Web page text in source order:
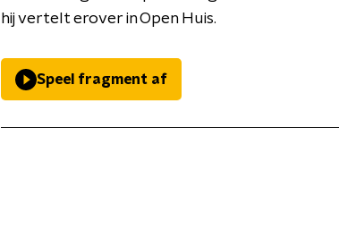
hij vertelt erover in Open Huis.
Speel fragment af